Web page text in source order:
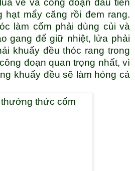
về và công đoạn đầu tiên
hạt mẩy căng rồi đem rang.
làm cốm phải dùng củi và
gang để giữ nhiệt, lửa phải
khuấy đều thóc rang trong
đoạn quan trọng nhất, vì
khuấy đều sẽ làm hỏng cả